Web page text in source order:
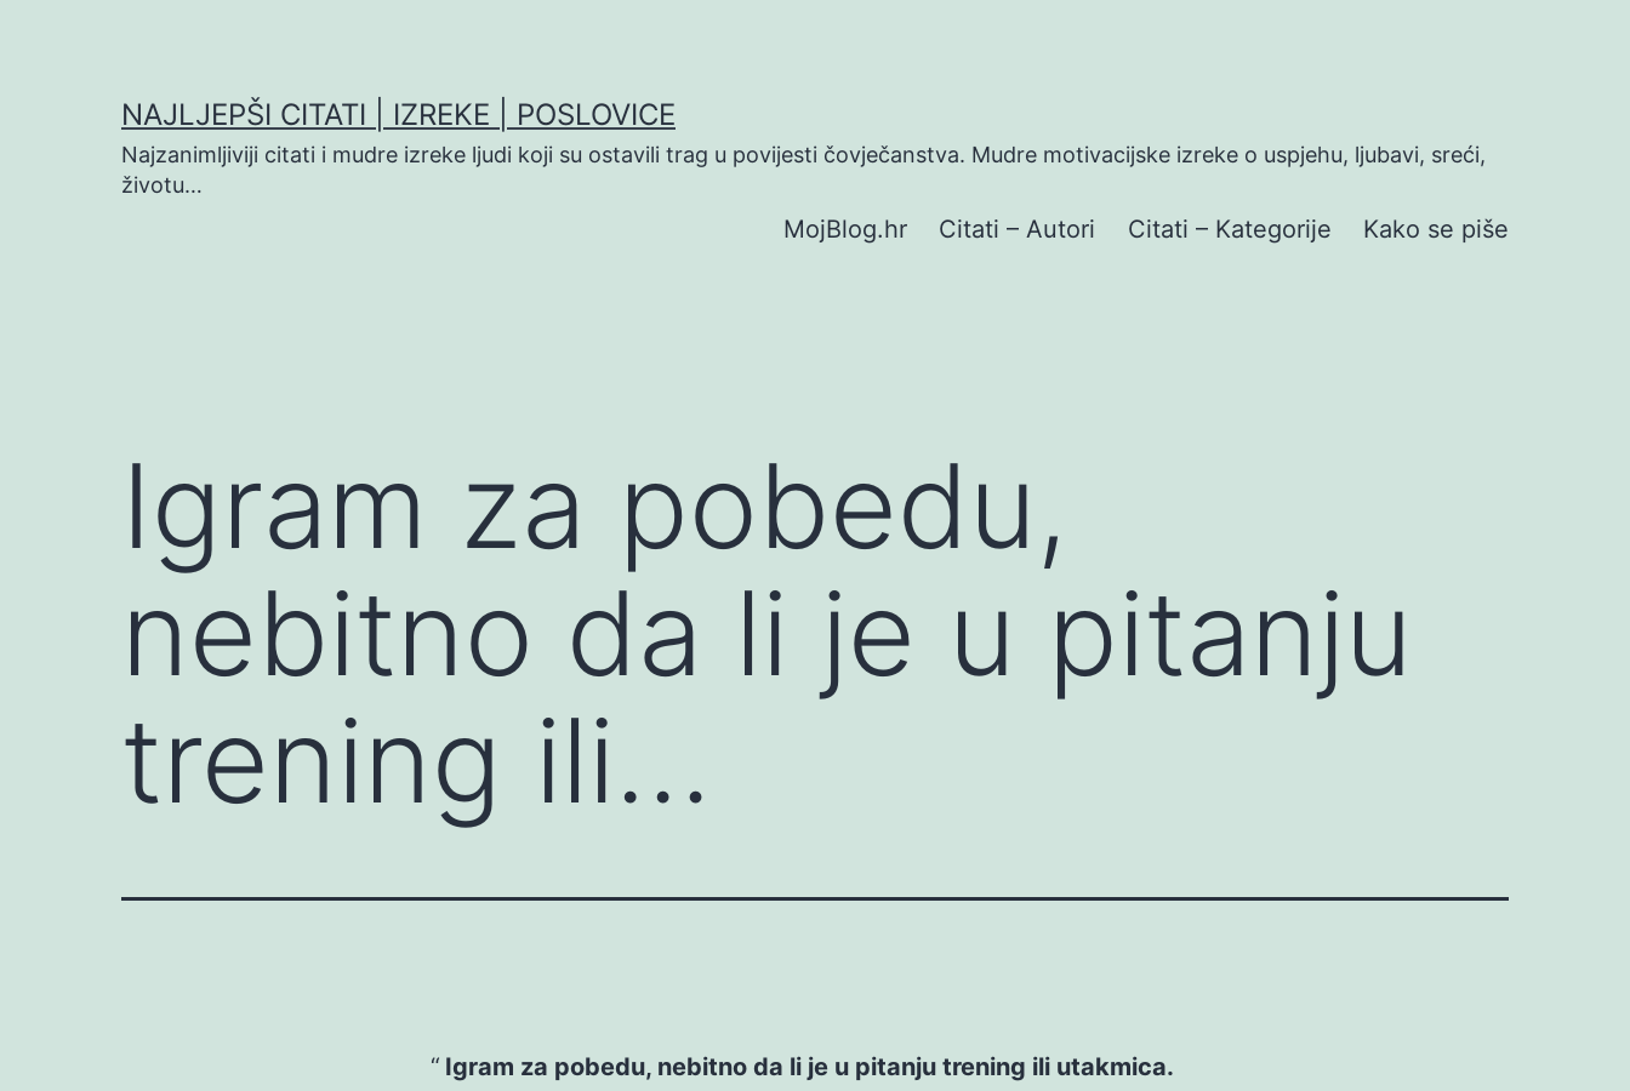
NAJLJEPŠI CITATI | IZREKE | POSLOVICE
Najzanimljiviji citati i mudre izreke ljudi koji su ostavili trag u povijesti čovječanstva. Mudre motivacijske izreke o uspjehu, ljubavi, sreći,
životu…
MojBlog.hr Citati – Autori Citati – Kategorije Kako se piše
Igram za pobedu,
nebitno da li je u pitanju
trening ili…
Igram za pobedu, nebitno da li je u pitanju trening ili utakmica.